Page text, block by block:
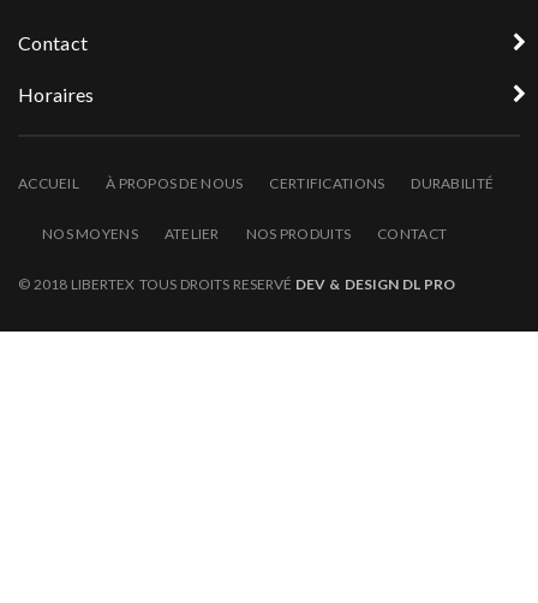
Contact
Horaires
ACCUEIL À PROPOS DE NOUS CERTIFICATIONS DURABILITÉ
NOS MOYENS ATELIER NOS PRODUITS CONTACT
© 2018 LIBERTEX TOUS DROITS RESERVÉ DEV & DESIGN DL PRO